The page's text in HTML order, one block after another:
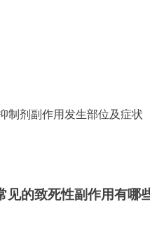
制剂副作用发生部位及症状
见的致死性副作用有哪